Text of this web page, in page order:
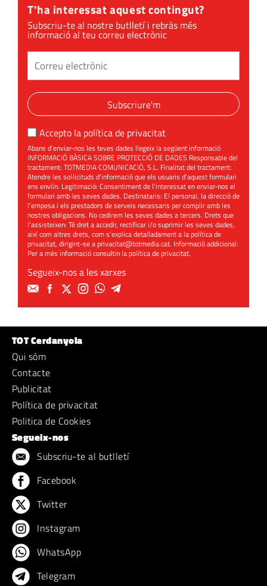
T'ha interessat aquest contingut?
Subscriu-te al nostre butlletí i rebràs més
informació al teu correu electrònic
Subscriure'm
Accepto la política de privacitat
Abans d'enviar-nos les teves dades llegeix la següent informació
INFORMACIÓ BÀSICA SOBRE PROTECCIÓ DE DADES Responsable del
tractament: TOTMEDIA COMUNICACIÓ, S.L. Finalitat del tractament:
Atendre les sol·licituds d'informació que els usuaris d'aquest formulari
ens enviïn. Legitimació: Consentiment de l'interessat en enviar-nos el
formulari amb les seves dades. Destinataris: El personal, la direcció de
l'empesa i els prestadors de serveis necessaris per complir amb les
nostres obligacions. No cedirem les seves dades a tercers. Drets que
l'assisteixen: Té dret a accedir, rectificar i/o suprimir les seves dades,
així com altres drets, com s'explica detalladament a la política de
privacitat, dirigint-se aprivacitat@totmedia.cat. Informació addicional:
Per a més informació consultin lapolítica de privacitat.
Segueix-nos a les xarxes
TOT Cerdanyola
Qui sóm
Contacte
Publicitat
Política de privacitat
Politica de Cookies
Segueix-nos
Subscriu-te al butlletí
Facebook
Twitter
Instagram
WhatsApp
Telegram